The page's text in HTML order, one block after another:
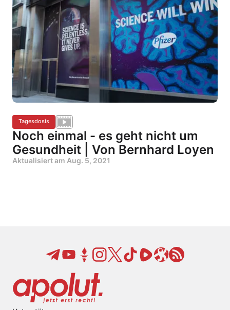
Tagesdosis
Noch einmal - es geht nicht um
Gesundheit | Von Bernhard Loyen
Aktualisiert am Aug. 5, 2021